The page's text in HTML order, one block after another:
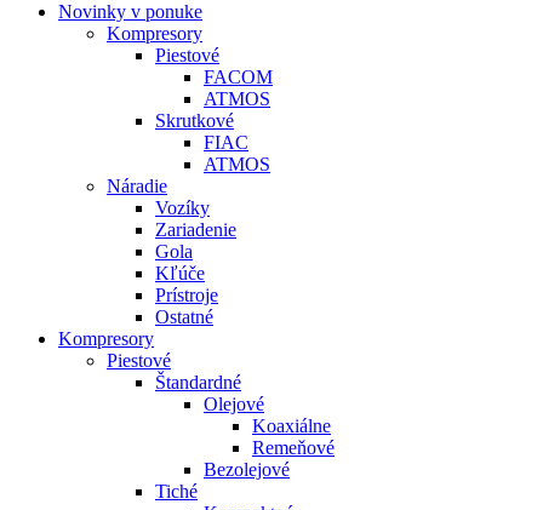
Novinky v ponuke
Kompresory
Piestové
FACOM
ATMOS
Skrutkové
FIAC
ATMOS
Náradie
Vozíky
Zariadenie
Gola
Kľúče
Prístroje
Ostatné
Kompresory
Piestové
Štandardné
Olejové
Koaxiálne
Remeňové
Bezolejové
Tiché